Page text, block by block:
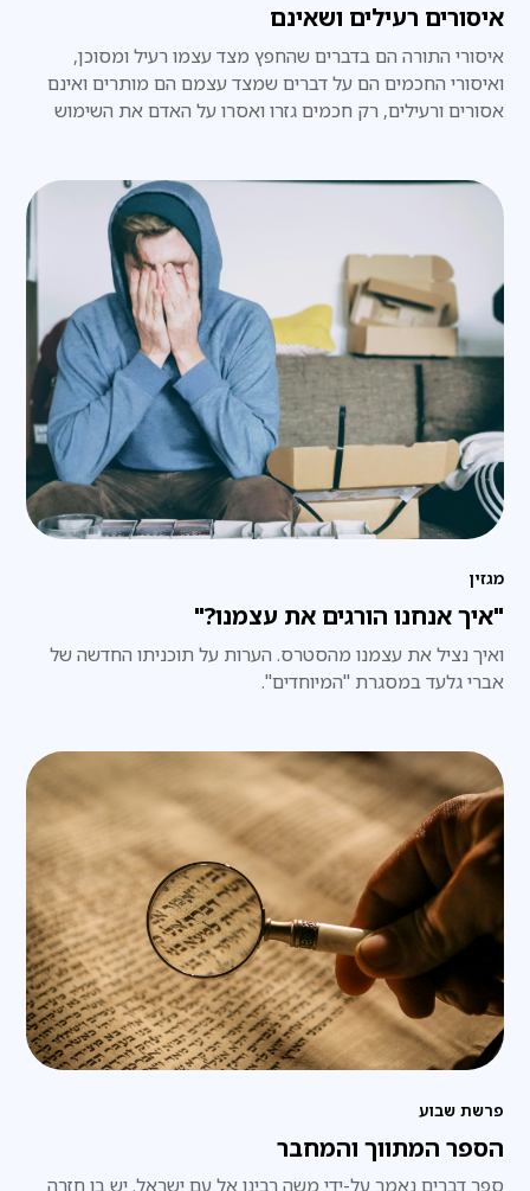
איסורים רעילים ושאינם
איסורי התורה הם בדברים שהחפץ מצד עצמו רעיל ומסוכן,
ואיסורי החכמים הם על דברים שמצד עצמם הם מותרים ואינם
אסורים ורעילים, רק חכמים גזרו ואסרו על האדם את השימוש
מגזין
"איך אנחנו הורגים את עצמנו?"
ואיך נציל את עצמנו מהסטרס. הערות על תוכניתו החדשה של
אברי גלעד במסגרת "המיוחדים".
פרשת שבוע
הספר המתווך והמחבר
ספר דברים נאמר על-ידי משה רבינו אל עם ישראל. יש בו חזרה